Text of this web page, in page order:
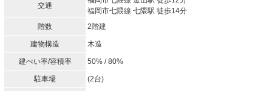
交通
福岡市七隈線 七隈駅 徒歩14分
階数
2階建
建物構造 木造
建ぺい率/容積率 50% / 80%
駐車場 (2台)